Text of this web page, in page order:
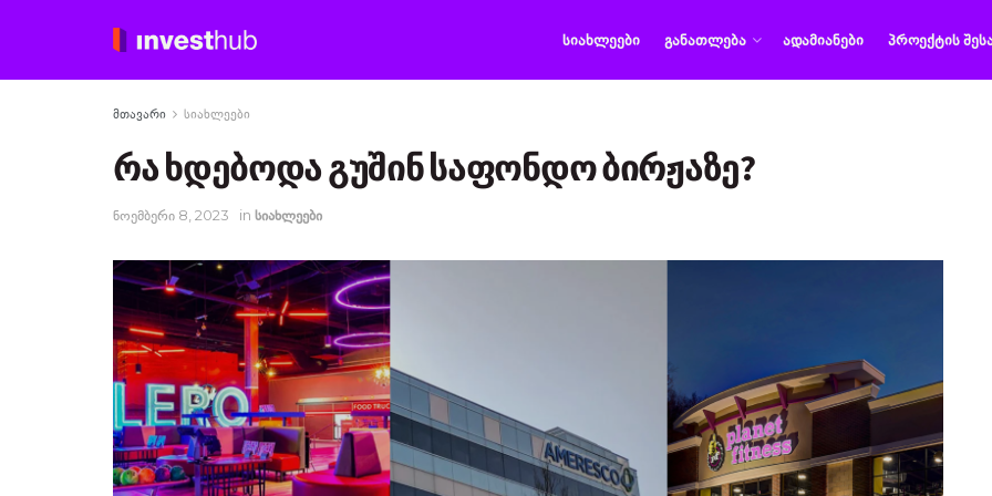
ᲡᲘᲐᲮᲚᲔᲔᲑᲘ ᲒᲐᲜᲐᲗᲚᲔᲑᲐ ᲐᲓᲐᲛᲘᲐᲜᲔᲑᲘ ᲞᲠᲝᲔᲥᲢᲘᲡ
მთავარი სიახლეები
რა ხდებოდა გუშინ საფონდო ბირჟაზე?
ნოემბერი 8, 2023 in სიახლეები